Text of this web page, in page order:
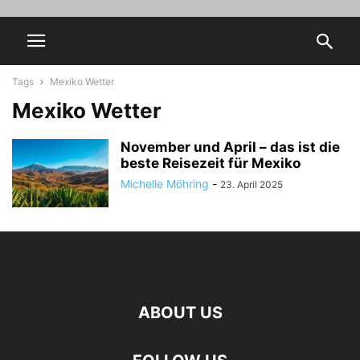
Tags Mexiko Wetter
Mexiko Wetter
November und April – das ist die
beste Reisezeit für Mexiko
Michelle Möhring - 23. April 2025
ABOUT US